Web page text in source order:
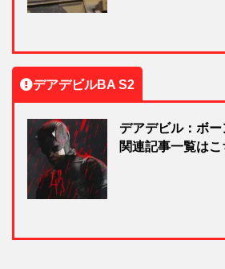
デアデビルBA S2
デアデビル：ボ
関連記事一覧はこ